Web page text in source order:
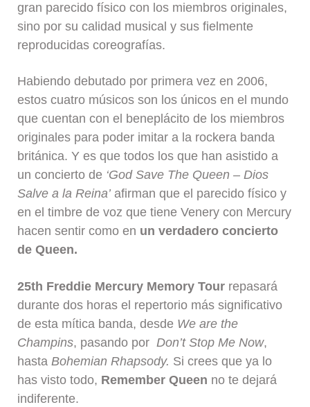
gran parecido físico con los miembros originales,
sino por su calidad musical y sus fielmente
reproducidas coreografías.
Habiendo debutado por primera vez en 2006,
estos cuatro músicos son los únicos en el mundo
que cuentan con el beneplácito de los miembros
originales para poder imitar a la rockera banda
británica. Y es que todos los que han asistido a
un concierto de ‘God Save The Queen – Dios
Salve a la Reina’ afirman que el parecido físico y
en el timbre de voz que tiene Venery con Mercury
hacen sentir como en un verdadero concierto
de Queen.
25th Freddie Mercury Memory Tour repasará
durante dos horas el repertorio más significativo
de esta mítica banda, desde We are the
Champins, pasando por Don’t Stop Me Now,
hasta Bohemian Rhapsody. Si crees que ya lo
has visto todo, Remember Queen no te dejará
indiferente.